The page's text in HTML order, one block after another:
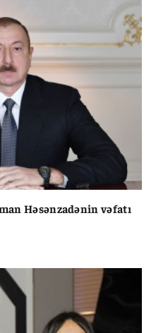
Həsənzadənin vəfatı